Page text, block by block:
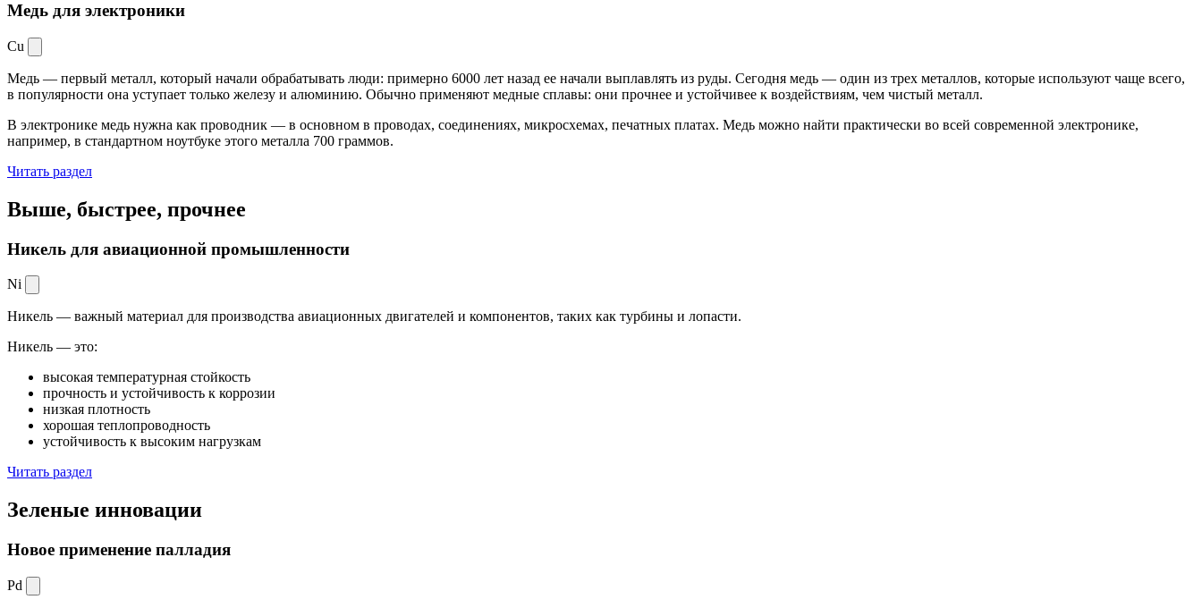
Медь для электроники
Cu
Медь — первый металл, который начали обрабатывать люди: примерно 6000 лет назад ее начали выплавлять из руды. Сегодня медь — один из трех металлов, которые используют чаще всего,
в популярности она уступает только железу и алюминию. Обычно применяют медные сплавы: они прочнее и устойчивее к воздействиям, чем чистый металл.
В электронике медь нужна как проводник — в основном в проводах, соединениях, микросхемах, печатных платах. Медь можно найти практически во всей современной электронике,
например, в стандартном ноутбуке этого металла 700 граммов.
Читать раздел
Выше, быстрее, прочнее
Никель для авиационной промышленности
Ni
Никель — важный материал для производства авиационных двигателей и компонентов, таких как турбины и лопасти.
Никель — это:
высокая температурная стойкость
прочность и устойчивость к коррозии
низкая плотность
хорошая теплопроводность
устойчивость к высоким нагрузкам
Читать раздел
Зеленые инновации
Новое применение палладия
Pd